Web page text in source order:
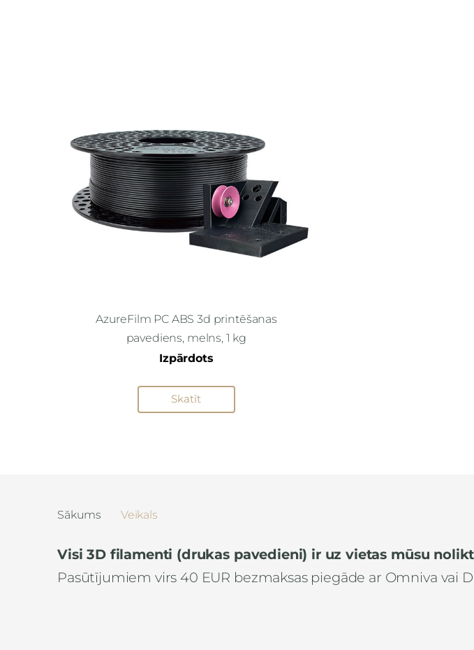
AzureFilm PC ABS 3d printēšanas
pavediens, melns, 1 kg
Izpārdots
Skatīt
Sākums Veikals
Visi 3D filamenti (drukas pavedieni) ir uz vietas mūsu
Pasūtījumiem virs 40 EUR bezmaksas piegāde ar Omniva vai